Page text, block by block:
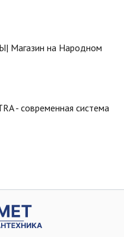
на Народном
- современная система